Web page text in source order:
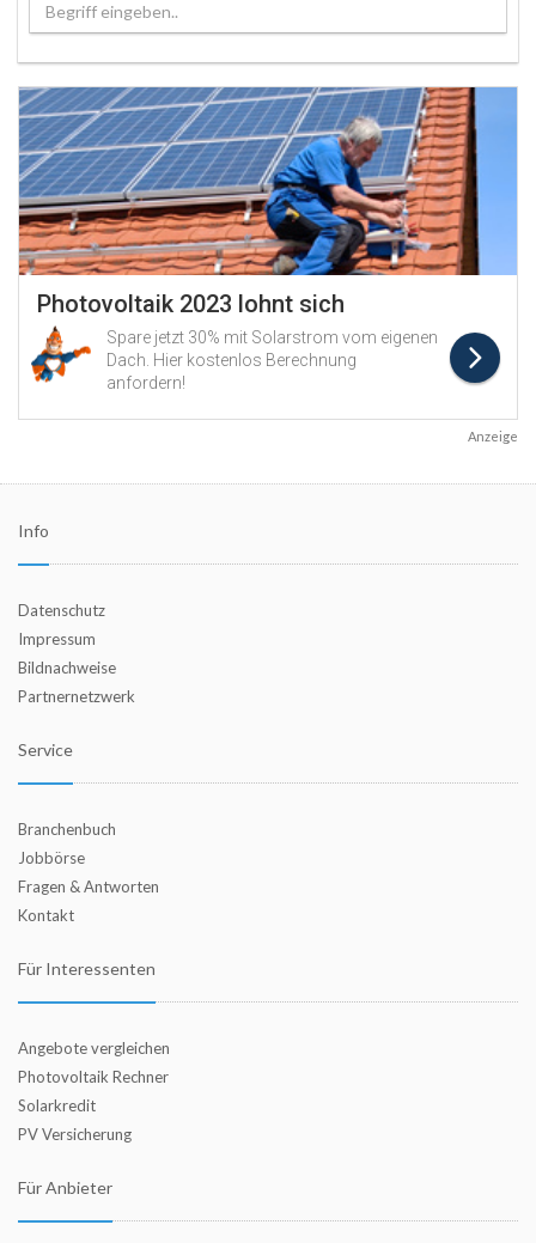
Begriff eingeben..
Anzeige
Info
Datenschutz
Impressum
Bildnachweise
Partnernetzwerk
Service
Branchenbuch
Jobbörse
Fragen & Antworten
Kontakt
Für Interessenten
Angebote vergleichen
Photovoltaik Rechner
Solarkredit
PV Versicherung
Für Anbieter